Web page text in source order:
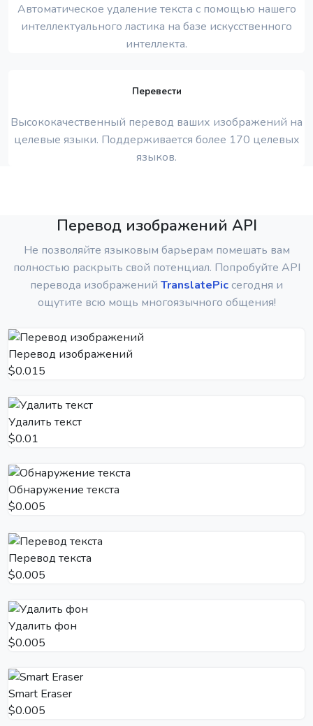
Автоматическое удаление текста с помощью нашего
интеллектуального ластика на базе искусственного
интеллекта.
Перевести
Высококачественный перевод ваших изображений на
целевые языки. Поддерживается более 170 целевых
языков.
Перевод изображений API
Не позволяйте языковым барьерам помешать вам
полностью раскрыть свой потенциал. Попробуйте API
перевода изображений TranslatePicсегодня и
ощутите всю мощь многоязычного общения!
Перевод изображений
$0.015
Удалить текст
$0.01
Обнаружение текста
$0.005
Перевод текста
$0.005
Удалить фон
$0.005
Smart Eraser
$0.005